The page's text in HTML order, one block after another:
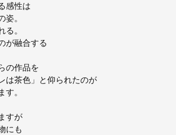
感性は
姿。
る。
が融合する
の作品を
は茶色」と仰られたのが
す。
すが
にも